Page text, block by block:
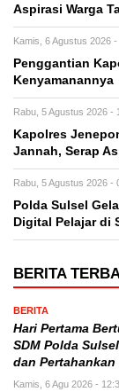
Aspirasi Warga
Kamis, 6 Agustus 2026
Penggantian
Kenyamanannya
Rabu, 5 Agustus 2026 -
Kapolres
Jannah, Serap
Rabu, 5 Agustus 2026 -
Polda Sulsel
Digital Pelajar di
BERITA
BERITA
Hari Pertama
SDM Polda
dan Pertahankan
Kamis, 6 Agu 2026 -